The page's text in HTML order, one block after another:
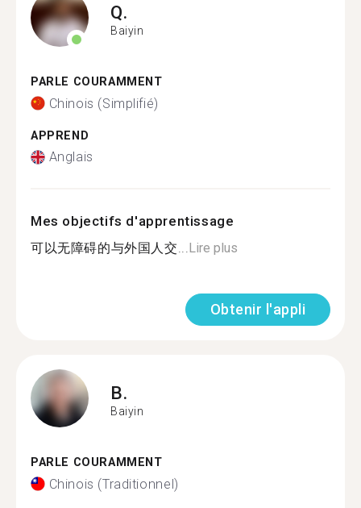
Q.
Baiyin
PARLE COURAMMENT
Chinois (Simplifié)
APPREND
Anglais
Mes objectifs d'apprentissage
可以无障碍的与外国人交...Lire plus
Obtenir l'appli
B.
Baiyin
PARLE COURAMMENT
Chinois (Traditionnel)